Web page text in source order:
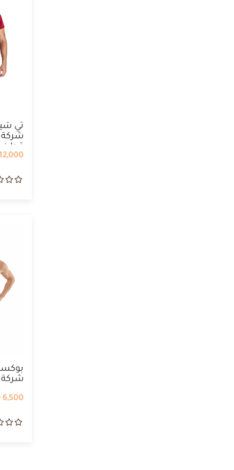
تي
قطن
IQD
شركة
6,500 IQD